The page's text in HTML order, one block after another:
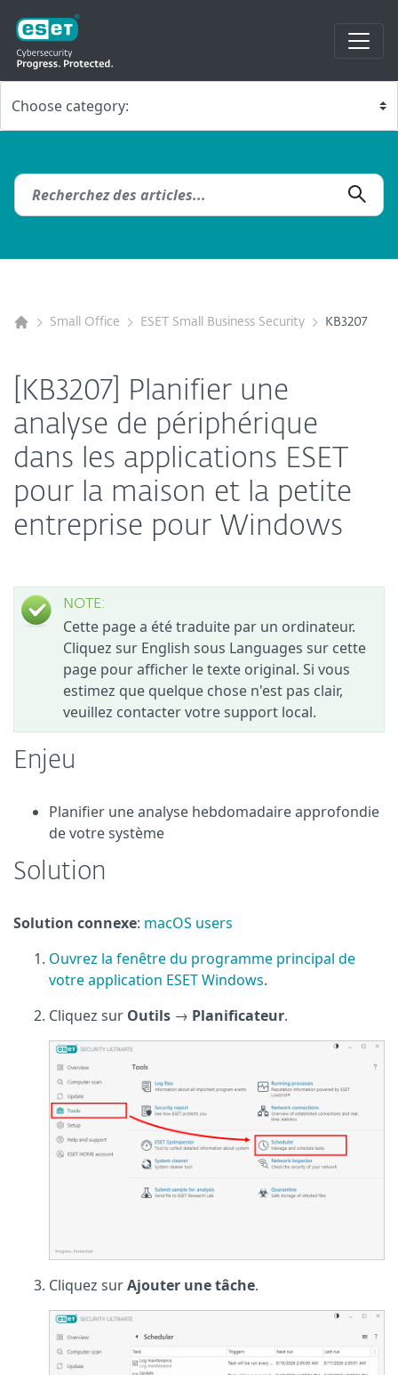
Small Office ESET Small Business Security KB3207
[KB3207] Planifier une
analyse de périphérique
dans les applications ESET
pour la maison et la petite
entreprise pour Windows
NOTE:
Cette page a été traduite par un ordinateur.
Cliquez sur English sous Languages sur cette
page pour afficher le texte original. Si vous
estimez que quelque chose n'est pas clair,
veuillez contacter votre support local.
Enjeu
Planifier une analyse hebdomadaire approfondie
de votre système
Solution
Solution connexe: macOS users
Ouvrez la fenêtre du programme principal de
votre application ESET Windows.
Cliquez sur Outils → Planificateur.
Cliquez surAjouter une tâche.